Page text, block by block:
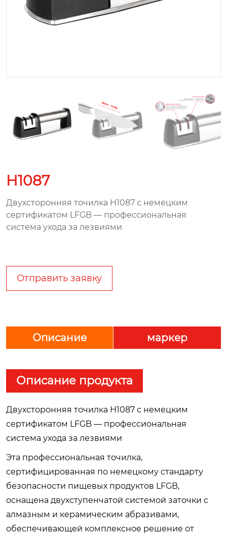
H1087
Двухсторонняя точилка H1087 с немецким
сертификатом LFGB — профессиональная
система ухода за лезвиями
Отправить заявку
Описание маркер
Описание продукта
Двухсторонняя точилка H1087 с немецким
сертификатом LFGB — профессиональная
система ухода за лезвиями
Эта профессиональная точилка,
сертифицированная по немецкому стандарту
безопасности пищевых продуктов LFGB,
оснащена двухступенчатой системой заточки с
алмазным и керамическим абразивами,
обеспечивающей комплексное решение от